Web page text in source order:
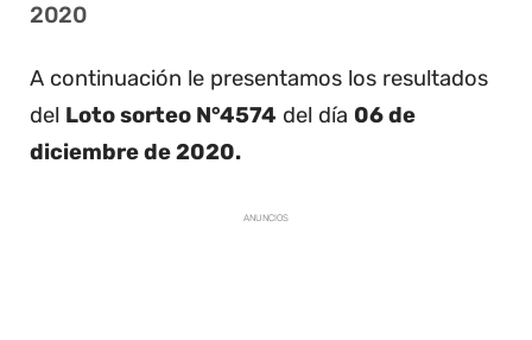
2020
A continuación le presentamos los resultados
del Loto sorteo N°4574 del día 06 de
diciembre de 2020.
ANUNCIOS